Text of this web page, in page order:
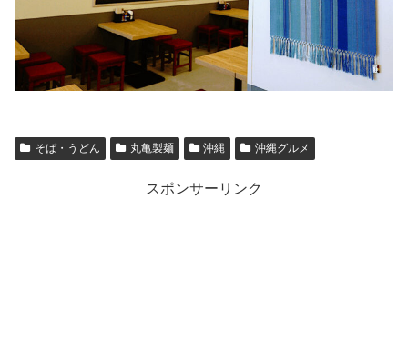
そば・うどん 丸亀製麺 沖縄 沖縄グルメ
スポンサーリンク